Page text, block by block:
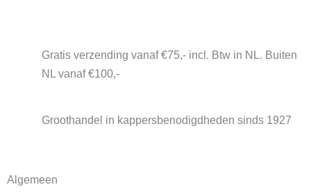
Gratis verzending vanaf €75,- incl. Btw in NL. Buiten
NL vanaf €100,-
Groothandel in kappersbenodigdheden sinds 1927
Algemeen